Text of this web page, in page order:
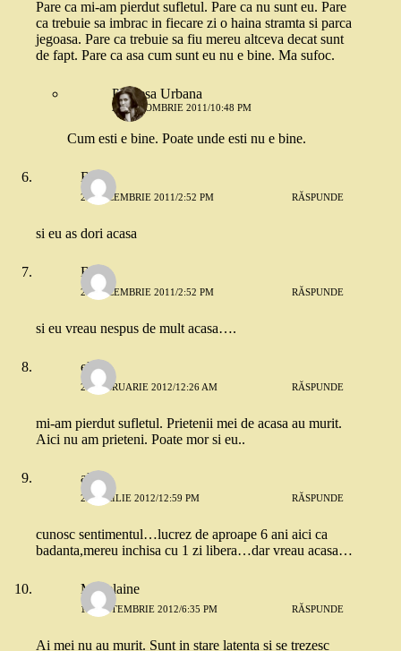
Pare ca mi-am pierdut sufletul. Pare ca nu sunt eu. Pare
ca trebuie sa imbrac in fiecare zi o haina stramta si parca
jegoasa. Pare ca trebuie sa fiu mereu altceva decat sunt
de fapt. Pare ca asa cum sunt eu nu e bine. Ma sufoc.
Printesa Urbana
22 OCTOMBRIE 2011/10:48 PM
Cum esti e bine. Poate unde esti nu e bine.
Babi
28 DECEMBRIE 2011/2:52 PM RĂSPUNDE
si eu as dori acasa
Babi
28 DECEMBRIE 2011/2:52 PM RĂSPUNDE
si eu vreau nespus de mult acasa….
elena
24 FEBRUARIE 2012/12:26 AM RĂSPUNDE
mi-am pierdut sufletul. Prietenii mei de acasa au murit.
Aici nu am prieteni. Poate mor si eu..
alina
22 APRILIE 2012/12:59 PM RĂSPUNDE
cunosc sentimentul…lucrez de aproape 6 ani aici ca
badanta,mereu inchisa cu 1 zi libera…dar vreau acasa…
Madelaine
19 SEPTEMBRIE 2012/6:35 PM RĂSPUNDE
Ai mei nu au murit. Sunt in stare latenta si se trezesc